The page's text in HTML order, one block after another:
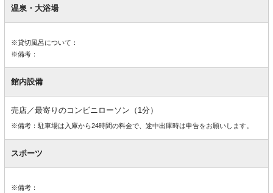
内温泉・大浴場
※貸切風呂について：
※備考：
館内設備
売店／最寄りのコンビニローソン（1分）
※備考：駐車場は入庫から24時間の料金で、途中出庫時は申告をお願いします。
スポーツ
※備考：